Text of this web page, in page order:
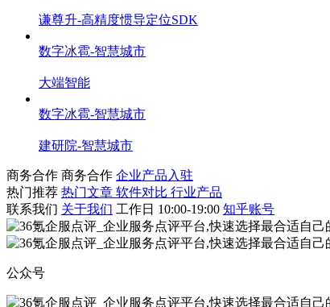
谦尊升-高精度惯导定位SDK
数字冰雹-智慧城市
大端智能
数字冰雹-智慧城市
建研院-智慧城市
商务合作 商务合作 企业产品入驻
热门推荐 热门文章 软件对比 行业产品
联系我们 关于我们 工作日 10:00-19:00 知乎账号
公众号